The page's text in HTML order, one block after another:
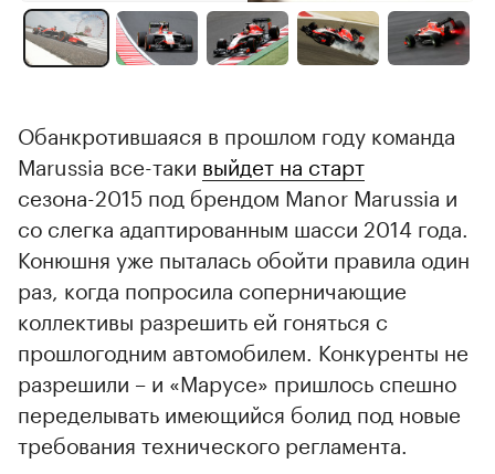
Обанкротившаяся в прошлом году команда
Marussia все-таки выйдет на старт
сезона-2015 под брендом Manor Marussia и
со слегка адаптированным шасси 2014 года.
Конюшня уже пыталась обойти правила один
раз, когда попросила соперничающие
коллективы разрешить ей гоняться с
прошлогодним автомобилем. Конкуренты не
разрешили – и «Марусе» пришлось спешно
переделывать имеющийся болид под новые
требования технического регламента.